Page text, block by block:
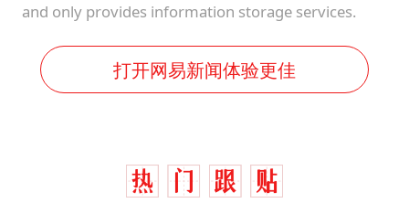
and only provides information storage services.
打开网易新闻体验更佳